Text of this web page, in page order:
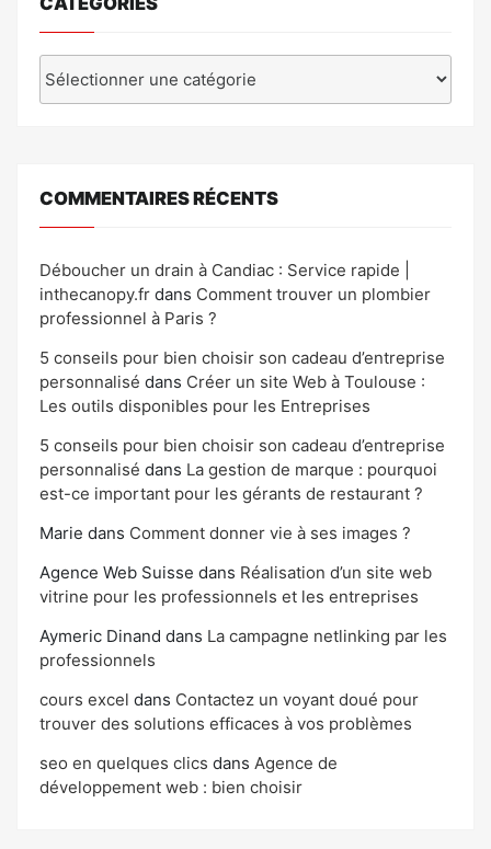
COMMENTAIRES RÉCENTS
Déboucher un drain à Candiac : Service rapide |
inthecanopy.fr dans Comment trouver un plombier
professionnel à Paris ?
5 conseils pour bien choisir son cadeau d’entreprise
personnalisé dans Créer un site Web à Toulouse :
Les outils disponibles pour les Entreprises
5 conseils pour bien choisir son cadeau d’entreprise
personnalisé dans La gestion de marque : pourquoi
est-ce important pour les gérants de restaurant ?
Marie dans Comment donner vie à ses images ?
Agence Web Suisse dans Réalisation d’un site web
vitrine pour les professionnels et les entreprises
Aymeric Dinand dans La campagne netlinking par les
professionnels
cours excel dans Contactez un voyant doué pour
trouver des solutions efficaces à vos problèmes
seo en quelques clics dans Agence de
développement web : bien choisir